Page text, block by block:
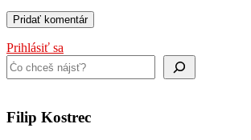
Prihlásiť sa
Hľadať
Filip Kostrec